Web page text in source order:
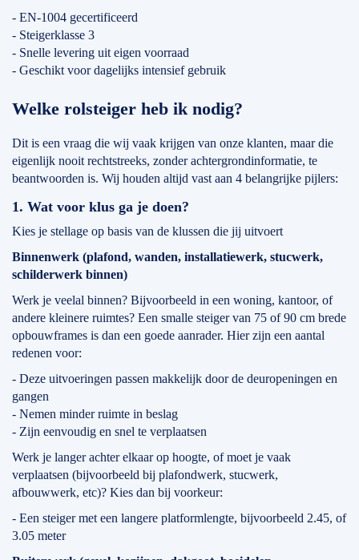
- EN-1004 gecertificeerd
- Steigerklasse 3
- Snelle levering uit eigen voorraad
- Geschikt voor dagelijks intensief gebruik
Welke rolsteiger heb ik nodig?
Dit is een vraag die wij vaak krijgen van onze klanten, maar die
eigenlijk nooit rechtstreeks, zonder achtergrondinformatie, te
beantwoorden is. Wij houden altijd vast aan 4 belangrijke pijlers:
1. Wat voor klus ga je doen?
Kies je stellage op basis van de klussen die jij uitvoert
Binnenwerk (plafond, wanden, installatiewerk, stucwerk,
schilderwerk binnen)
Werk je veelal binnen? Bijvoorbeeld in een woning, kantoor, of
andere kleinere ruimtes? Een smalle steiger van 75 of 90 cm brede
opbouwframes is dan een goede aanrader. Hier zijn een aantal
redenen voor:
- Deze uitvoeringen passen makkelijk door de deuropeningen en
gangen
- Nemen minder ruimte in beslag
- Zijn eenvoudig en snel te verplaatsen
Werk je langer achter elkaar op hoogte, of moet je vaak
verplaatsen (bijvoorbeeld bij plafondwerk, stucwerk,
afbouwwerk, etc)? Kies dan bij voorkeur:
- Een steiger met een langere platformlengte, bijvoorbeeld 2.45, of
3.05 meter